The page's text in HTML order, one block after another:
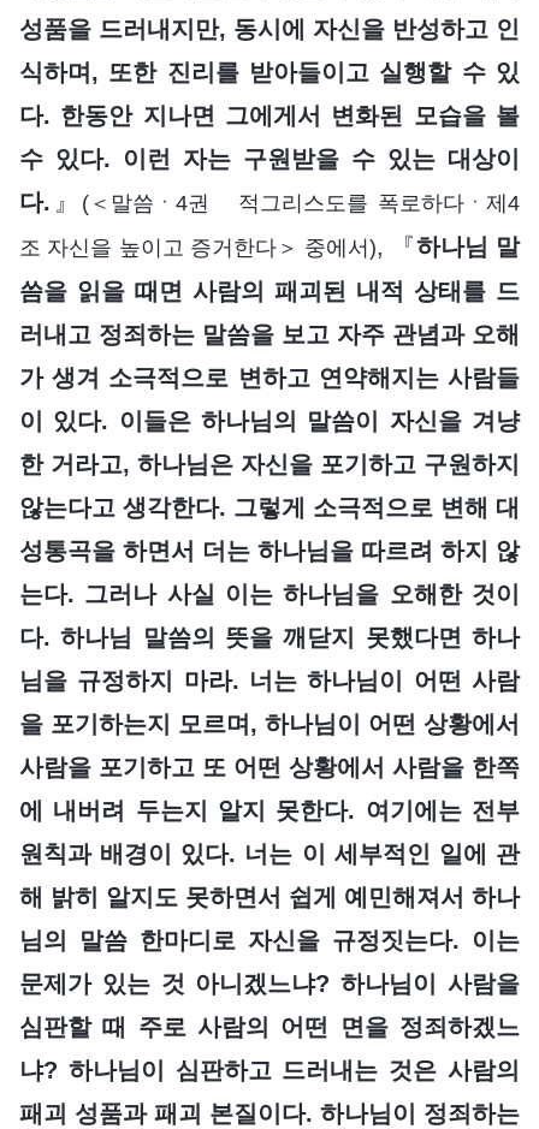
성품을 드러내지만, 동시에 자신을 반성하고 인
식하며, 또한 진리를 받아들이고 실행할 수 있
다. 한동안 지나면 그에게서 변화된 모습을 볼
수 있다. 이런 자는 구원받을 수 있는 대상이
다. 』 (＜말씀ㆍ4권 적그리스도를 폭로하다ㆍ제4
조 자신을 높이고 증거한다＞ 중에서), 『하나님 말
씀을 읽을 때면 사람의 패괴된 내적 상태를 드
러내고 정죄하는 말씀을 보고 자주 관념과 오해
가 생겨 소극적으로 변하고 연약해지는 사람들
이 있다. 이들은 하나님의 말씀이 자신을 겨냥
한 거라고, 하나님은 자신을 포기하고 구원하지
않는다고 생각한다. 그렇게 소극적으로 변해 대
성통곡을 하면서 더는 하나님을 따르려 하지 않
는다. 그러나 사실 이는 하나님을 오해한 것이
다. 하나님 말씀의 뜻을 깨닫지 못했다면 하나
님을 규정하지 마라. 너는 하나님이 어떤 사람
을 포기하는지 모르며, 하나님이 어떤 상황에서
사람을 포기하고 또 어떤 상황에서 사람을 한쪽
에 내버려 두는지 알지 못한다. 여기에는 전부
원칙과 배경이 있다. 너는 이 세부적인 일에 관
해 밝히 알지도 못하면서 쉽게 예민해져서 하나
님의 말씀 한마디로 자신을 규정짓는다. 이는
문제가 있는 것 아니겠느냐? 하나님이 사람을
심판할 때 주로 사람의 어떤 면을 정죄하겠느
냐? 하나님이 심판하고 드러내는 것은 사람의
패괴 성품과 패괴 본질이다. 하나님이 정죄하는